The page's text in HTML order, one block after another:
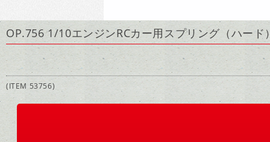
OP.756 1/10エンジンRCカー用スプリング（ハード
(ITEM 53756)